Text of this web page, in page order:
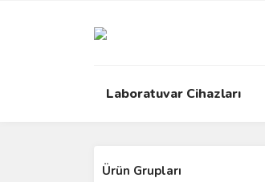
Laboratuvar Cihazları
Ürün Grupları